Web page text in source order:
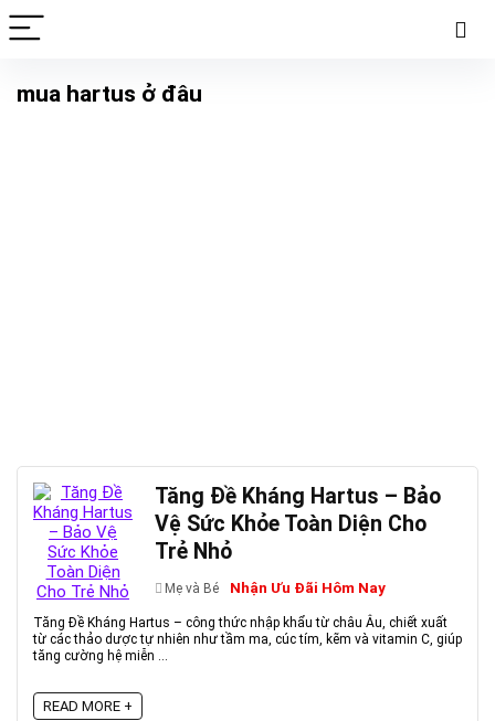
mua hartus ở đâu
Tăng Đề Kháng Hartus – Bảo
Vệ Sức Khỏe Toàn Diện Cho
Trẻ Nhỏ
Mẹ và Bé Nhận Ưu Đãi Hôm Nay
Tăng Đề Kháng Hartus – công thức nhập khẩu từ châu Âu, chiết xuất
từ các thảo dược tự nhiên như tầm ma, cúc tím, kẽm và vitamin C, giúp
tăng cường hệ miễn ...
READ MORE +